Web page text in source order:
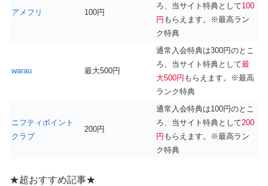
アメフリ 100円
ろ、当サイト特典として100
円 もらえます。※最高ラン
ク特典
warau 最大500円
通常入会特典は300円のとこ
ろ、当サイト特典として最
大500円 もらえます。※最高
ランク特典
ニフティポイント
クラブ
200円
通常入会特典は100円のとこ
ろ、当サイト特典として200
円 もらえます。※最高ラン
ク特典
★超おすすめ記事★